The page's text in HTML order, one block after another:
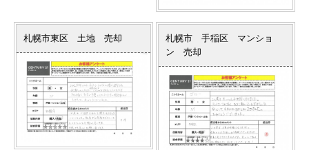
札幌市東区 土地 売却
札幌市 手稲区 マンショ
ン 売却